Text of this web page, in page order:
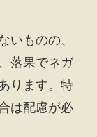
いものの、
落果でネガ
ります。特
は配慮が必